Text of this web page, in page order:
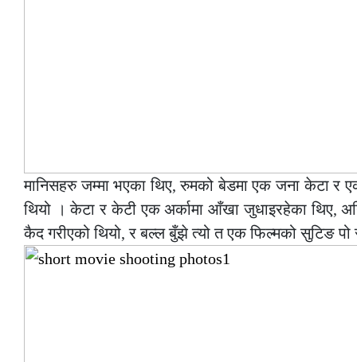
मानिसहरु जम्मा भएका थिए, रुमको बेडमा एक जना केटा र
थियो । केटा र केटी एक अर्कामा आँखा जुधाइरहेका थिए,
कैद गरीएको थियो, र बल्ल बुँझे त्यो त एक फिल्मको सुटिङ